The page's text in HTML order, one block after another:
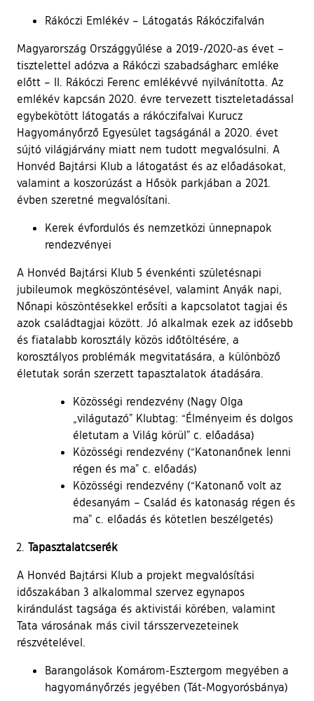
Rákóczi Emlékév – Látogatás Rákóczifalván
Magyarország Országgyűlése a 2019-/2020-as évet –
tisztelettel adózva a Rákóczi szabadságharc emléke
előtt – II. Rákóczi Ferenc emlékévvé nyilvánította. Az
emlékév kapcsán 2020. évre tervezett tiszteletadással
egybekötött látogatás a rákóczifalvai Kurucz
Hagyományőrző Egyesület tagságánál a 2020. évet
sújtó világjárvány miatt nem tudott megvalósulni. A
Honvéd Bajtársi Klub a látogatást és az előadásokat,
valamint a koszorúzást a Hősök parkjában a 2021.
évben szeretné megvalósítani.
Kerek évfordulós és nemzetközi ünnepnapok
rendezvényei
A Honvéd Bajtársi Klub 5 évenkénti születésnapi
jubileumok megköszöntésével, valamint Anyák napi,
Nőnapi köszöntésekkel erősíti a kapcsolatot tagjai és
azok családtagjai között. Jó alkalmak ezek az idősebb
és fiatalabb korosztály közös időtöltésére, a
korosztályos problémák megvitatására, a különböző
életutak során szerzett tapasztalatok átadására.
Közösségi rendezvény (Nagy Olga
„világutazó” Klubtag: “Élményeim és dolgos
életutam a Világ körül” c. előadása)
Közösségi rendezvény (“Katonanőnek lenni
régen és ma” c. előadás)
Közösségi rendezvény (“Katonanő volt az
édesanyám – Család és katonaság régen és
ma” c. előadás és kötetlen beszélgetés)
Tapasztalatcserék
A Honvéd Bajtársi Klub a projekt megvalósítási
időszakában 3 alkalommal szervez egynapos
kirándulást tagsága és aktivistái körében, valamint
Tata városának más civil társszervezeteinek
részvételével.
Barangolások Komárom-Esztergom megyében a
hagyományőrzés jegyében (Tát-Mogyorósbánya)